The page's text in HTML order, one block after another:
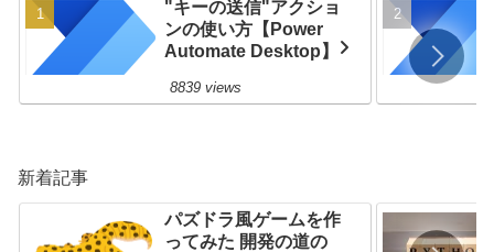
"キーの送信"アクショ
ンの使い方【Power
Automate Desktop】
8839 views
新着記事
パズドラ風ゲームを作
ってみた 開発の道の